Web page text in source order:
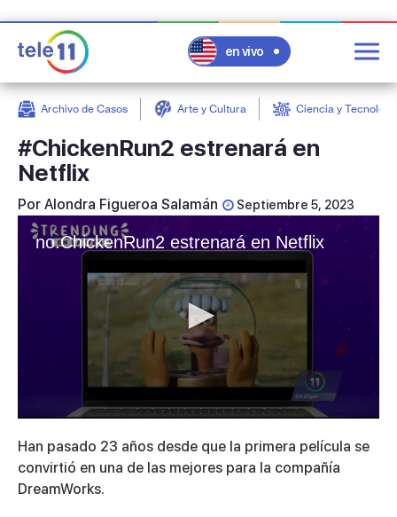
en vivo
Archivo de Casos Arte y Cultura Ciencia y
#ChickenRun2 estrenará en
Netflix
Por Alondra Figueroa Salamán Septiembre 5, 2023
no.ChickenRun2 estrenará en Netflix
seconds
of
2
minutes,
25
Han pasado 23 años desde que la primera película se
convirtió en una de las mejores para la compañía
DreamWorks.
post